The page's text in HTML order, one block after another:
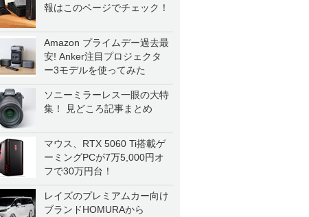
報はこのページでチェック！
Amazon プライムデー過去最
安! Anker注目プロジェクタ
ー3モデルを使ってみた
ソニーミラーレス一眼の大特
集！ 見どころ記事まとめ
マウス、RTX 5060 Ti搭載ゲ
ーミングPCが7万5,000円オ
フで30万円台！
レイズのプレミアムカー向け
ブランドHOMURAから